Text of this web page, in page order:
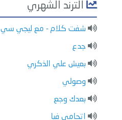
الترند الشهري
شفت كلام - مع ليجي سي
جدع
بعيش علي الذكري
وصولي
بعدك وجع
اتحامي فيا